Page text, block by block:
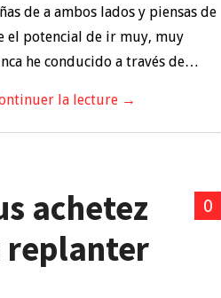
de a ambos lados y piensas de
el potencial de ir muy, muy
he conducido a través de…
la lecture →
0
achetez
replanter